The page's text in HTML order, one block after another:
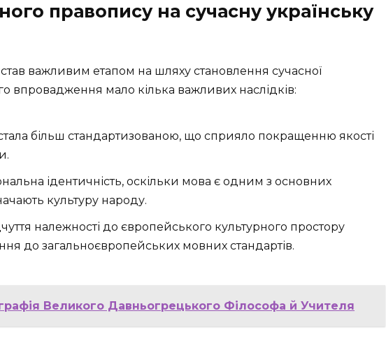
правопису на сучасну українську
важливим етапом на шляху становлення сучасної
впровадження мало кілька важливих наслідків:
більш стандартизованою, що сприяло покращенню якості
ідентичність, оскільки мова є одним з основних
культуру народу.
належності до європейського культурного простору
до загальноєвропейських мовних стандартів.
Великого Давньогрецького Філософа й Учителя